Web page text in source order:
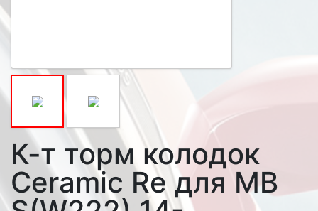
К-т торм колодок
Ceramic Re для MB